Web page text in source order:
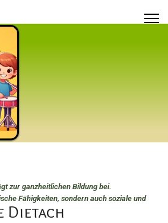
zur ganzheitlichen Bildung bei.
Fähigkeiten, sondern auch soziale und
Dietach